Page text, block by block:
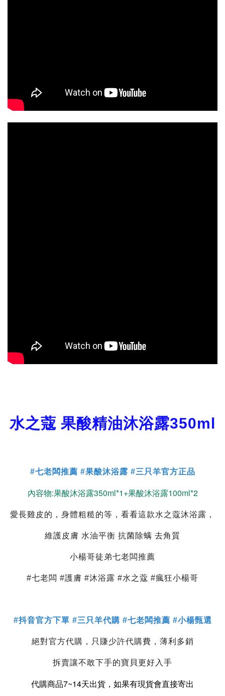
水之蔻 果酸精油沐浴露350ml
#七老闆推薦 #果酸沐浴露 #三只羊官方正品
內容物:果酸沐浴露350ml*1+果酸沐浴露100ml*2
愛長雞皮的，身體粗糙的等，看看這款水之蔻沐浴露，
維護皮膚 水油平衡 抗菌除螨 去角質
小楊哥徒弟七老闆推薦
#七老闆 #護膚 #沐浴露 #水之蔻 #瘋狂小楊哥
#抖音官方下單 #三只羊代購 #七老闆推薦 #小楊甄選
絕對官方代購，只賺少許代購費，薄利多銷
拆賣讓不敢下手的寶貝更好入手
代購商品7~14天出貨，如果有現貨會直接寄出